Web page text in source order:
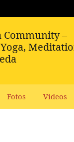
Fotos Videos